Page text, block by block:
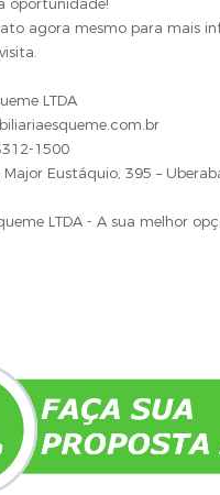
oportunidade!
agora mesmo para mais
LTDA
1500
Eustáquio, 395 –
LTDA - A sua melhor